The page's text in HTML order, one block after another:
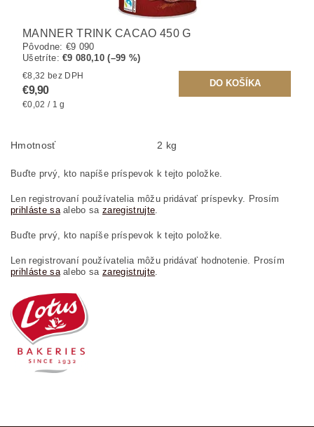
MANNER TRINK CACAO 450 G
Pôvodne: €9 090
Ušetríte:€9 080,10 (–99 %)
€8,32 bez DPH
€9,90
€0,02 / 1 g
Hmotnosť 2 kg
Buďte prvý, kto napíše príspevok k tejto položke.
Len registrovaní používatelia môžu pridávať príspevky. Prosím
prihláste saalebo sazaregistrujte
Buďte prvý, kto napíše príspevok k tejto položke.
Len registrovaní používatelia môžu pridávať hodnotenie. Prosím
prihláste saalebo sazaregistrujte